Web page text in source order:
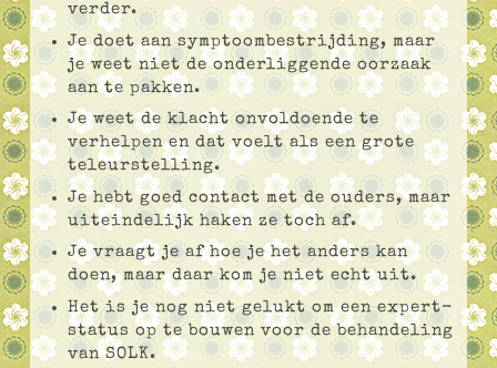
verder.
Je doet aan symptoombestrijding, maar
je weet niet de onderliggende oorzaak
aan te pakken.
Je weet de klacht onvoldoende te
verhelpen en dat voelt als een grote
teleurstelling.
Je hebt goed contact met de ouders, maar
uiteindelijk haken ze toch af.
Je vraagt je af hoe je het anders kan
doen, maar daar kom je niet echt uit.
Het is je nog niet gelukt om een expert-
status op te bouwen voor de behandeling
van SOLK.